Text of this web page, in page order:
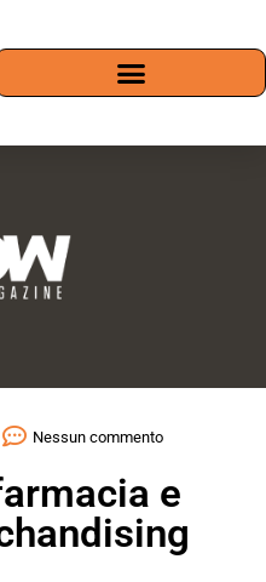
Nessun commento
e